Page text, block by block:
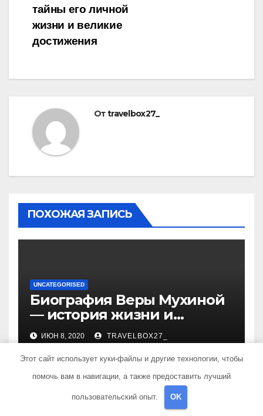
тайны его личной
жизни и великие
достижения
Отtravelbox27_
ПОХОЖАЯ ЗАПИСЬ
UNCATEGORISED
Биография Веры Мухиной
— история жизни и
карьеры успешной
художницы, ее
достижения и творчество
ИЮН 8, 2020 TRAVELBOX27_
Этот сайт использует куки-файлы и другие технологии, чтобы
помочь вам в навигации, а также предоставить лучший
пользовательский опыт. OK